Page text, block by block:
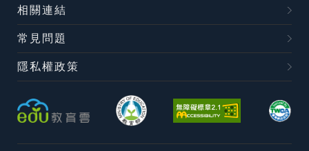
相關連結
常見問題
隱私權政策